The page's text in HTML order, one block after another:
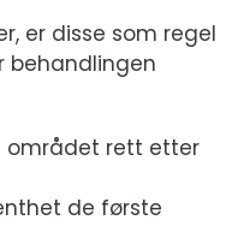
er disse som regel
behandlingen
området rett etter
de første